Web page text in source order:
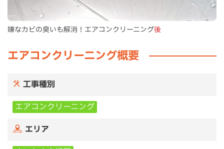
嫌なカビの臭いも解消！エアコンクリーニング後
エアコンクリーニング概要
工事種別
エアコンクリーニング
エリア